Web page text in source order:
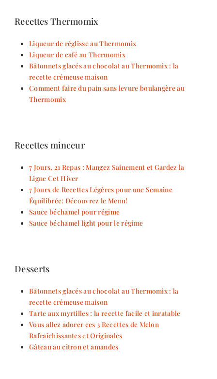
Recettes Thermomix
Liqueur de réglisse au Thermomix
Liqueur de café au Thermomix
Bâtonnets glacés au chocolat au Thermomix : la
recette crémeuse maison
Comment faire du pain sans levure boulangère au
Thermomix
Recettes minceur
7 Jours, 21 Repas : Mangez Sainement et Gardez la
Ligne Cet Hiver
7 Jours de Recettes Légères pour une Semaine
Équilibrée: Découvrez le Menu!
Sauce béchamel pour régime
Sauce béchamel light pour le régime
Desserts
Bâtonnets glacés au chocolat au Thermomix : la
recette crémeuse maison
Tarte aux myrtilles : la recette facile et inratable
Vous allez adorer ces 3 Recettes de Melon
Rafraîchissantes et Originales
Gâteau au citron et amandes